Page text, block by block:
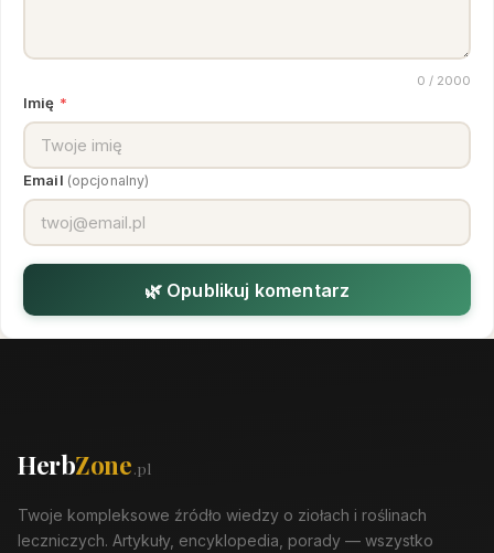
0 / 2000
Imię *
Email (opcjonalny)
🌿 Opublikuj komentarz
HerbZone.pl
Twoje kompleksowe źródło wiedzy o ziołach i roślinach
leczniczych. Artykuły, encyklopedia, porady — wszystko